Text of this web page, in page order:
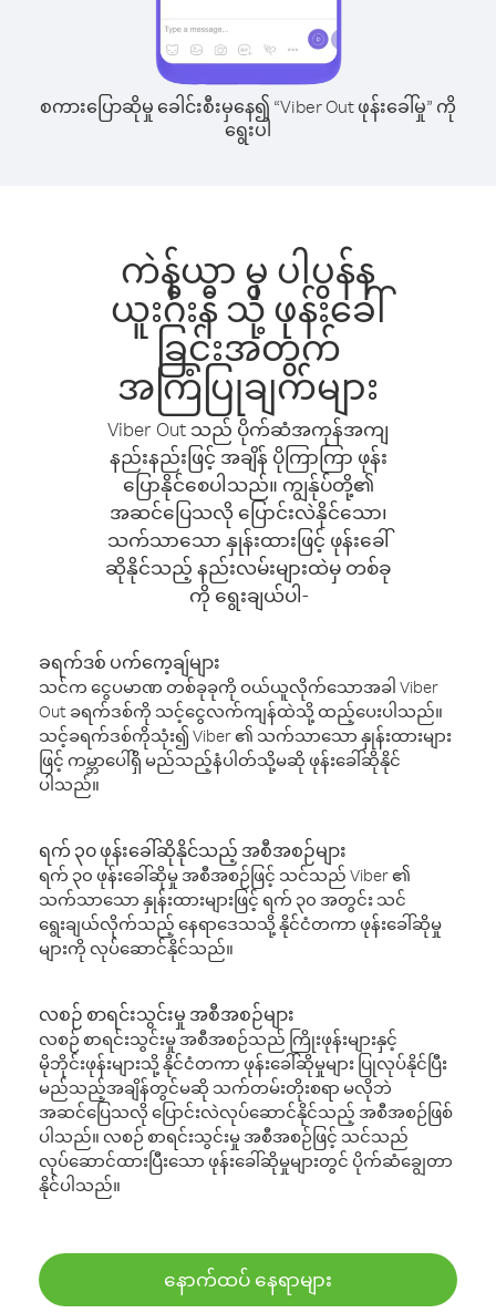
စကားပြောဆိုမှု ခေါင်းစီးမှနေ၍ “Viber Out ဖုန်းခေါ်မှု” ကို
ရွေးပါ
ကဲန်ယာ မှ ပါပွန်န
ယူးဂီးနီ သို့ ဖုန်းခေါ်
ခြင်းအတွက်
အကြံပြုချက်များ
Viber Out သည် ပိုက်ဆံအကုန်အကျ
နည်းနည်းဖြင့် အချိန် ပိုကြာကြာ ဖုန်း
ပြောနိုင်စေပါသည်။ ကျွန်ုပ်တို့၏
အဆင်ပြေသလို ပြောင်းလဲနိုင်သော၊
သက်သာသော နှုန်းထားဖြင့် ဖုန်းခေါ်
ဆိုနိုင်သည့် နည်းလမ်းများထဲမှ တစ်ခု
ကို ရွေးချယ်ပါ-
ခရက်ဒစ် ပက်ကေ့ချ်များ
သင်က ငွေပမာဏ တစ်ခုခုကို ဝယ်ယူလိုက်သောအခါ Viber
Out ခရက်ဒစ်ကို သင့်ငွေလက်ကျန်ထဲသို့ ထည့်ပေးပါသည်။
သင့်ခရက်ဒစ်ကိုသုံး၍ Viber ၏ သက်သာသော နှုန်းထားများ
ဖြင့် ကမ္ဘာပေါ်ရှိ မည်သည့်နံပါတ်သို့မဆို ဖုန်းခေါ်ဆိုနိုင်
ပါသည်။
ရက် ၃၀ ဖုန်းခေါ်ဆိုနိုင်သည့် အစီအစဉ်များ
ရက် ၃၀ ဖုန်းခေါ်ဆိုမှု အစီအစဉ်ဖြင့် သင်သည် Viber ၏
သက်သာသော နှုန်းထားများဖြင့် ရက် ၃၀ အတွင်း သင်
ရွေးချယ်လိုက်သည့် နေရာဒေသသို့ နိုင်ငံတကာ ဖုန်းခေါ်ဆိုမှု
များကို လုပ်ဆောင်နိုင်သည်။
လစဉ် စာရင်းသွင်းမှု အစီအစဉ်များ
လစဉ် စာရင်းသွင်းမှု အစီအစဉ်သည် ကြိုးဖုန်းများနှင့်
မိုဘိုင်းဖုန်းများသို့ နိုင်ငံတကာ ဖုန်းခေါ်ဆိုမှုများ ပြုလုပ်နိုင်ပြီး
မည်သည့်အချိန်တွင်မဆို သက်တမ်းတိုးစရာ မလိုဘဲ
အဆင်ပြေသလို ပြောင်းလဲလုပ်ဆောင်နိုင်သည့် အစီအစဉ်ဖြစ်
ပါသည်။ လစဉ် စာရင်းသွင်းမှု အစီအစဉ်ဖြင့် သင်သည်
လုပ်ဆောင်ထားပြီးသော ဖုန်းခေါ်ဆိုမှုများတွင် ပိုက်ဆံချွေတာ
နိုင်ပါသည်။
နောက်ထပ် နေရာများ